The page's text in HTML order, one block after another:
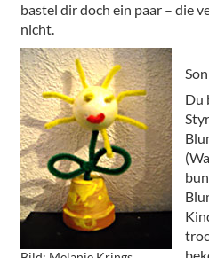
bastel dir doch ein paar – die
nicht.
Du